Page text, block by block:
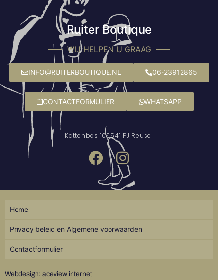
Ruiter Boutique
WIJ HELPEN U GRAAG
INFO@RUITERBOUTIQUE.NL 06-23912865
CONTACTFORMULIER WHATSAPP
Kattenbos 105541 PJ Reusel
Webdesign: aceview internet
Home
Privacy beleid en Algemene voorwaarden
Contactformulier